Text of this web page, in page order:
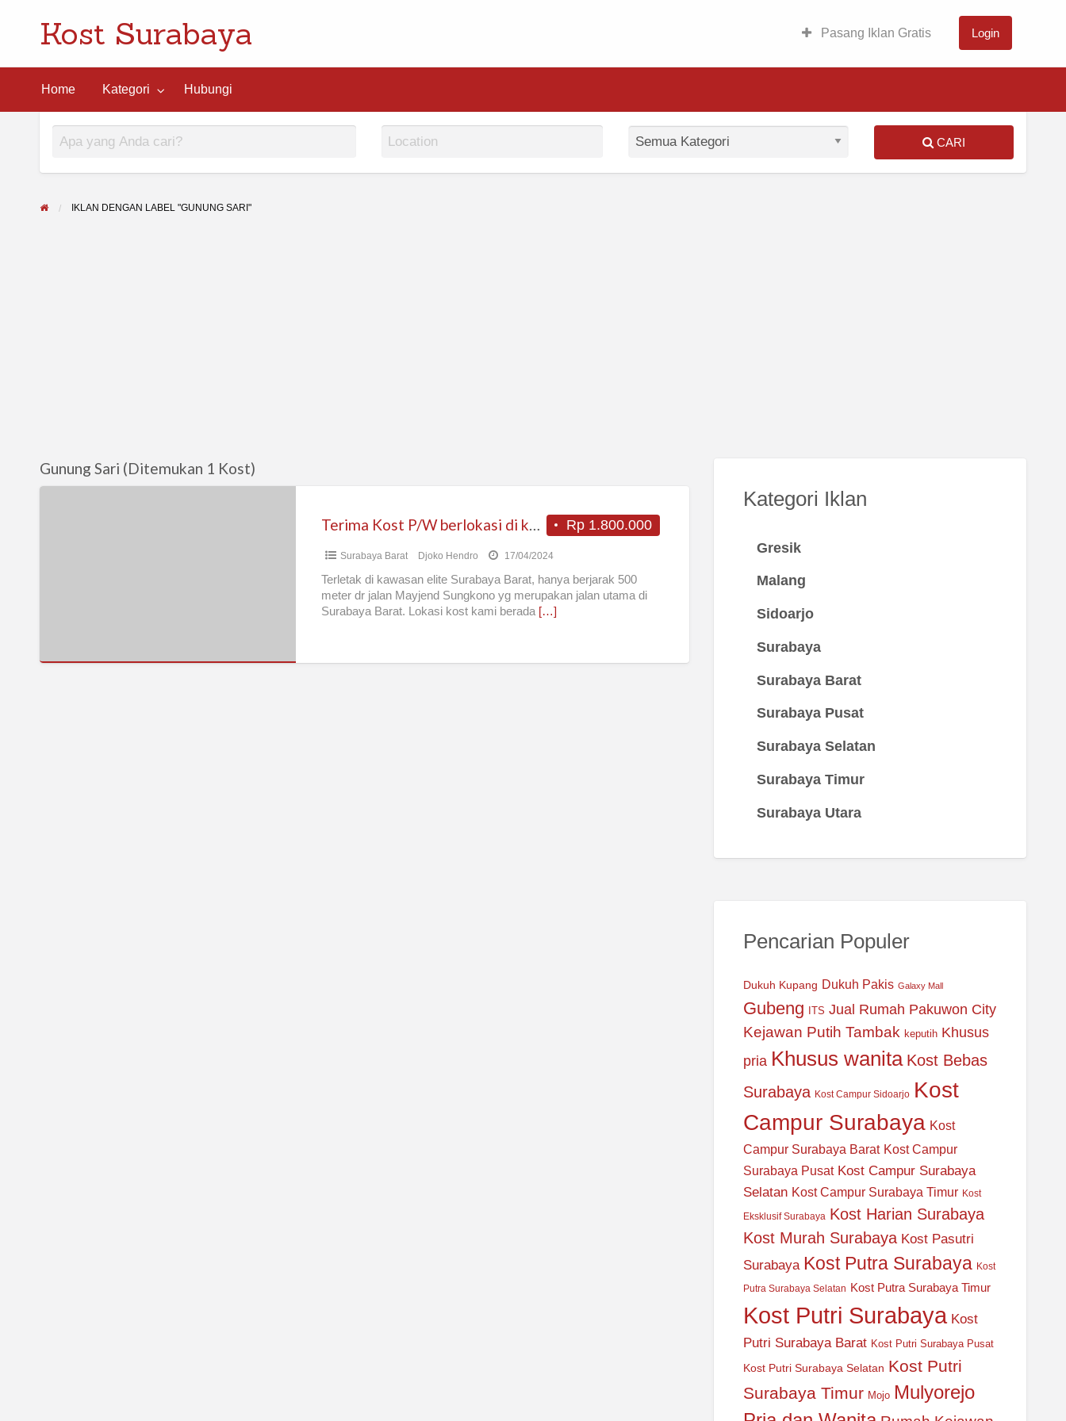
Kost Surabaya Pasang Iklan Gratis Login
Home Kategori Hubungi
CARI
IKLAN DENGAN LABEL "GUNUNG SARI"
Gunung Sari (Ditemukan 1 Kost)
Barat
Rp 1.800.000
Terima Kost P/W berlokasi di kawasan elite Surabaya Barat
Surabaya Barat Djoko Hendro 17/04/2024
Terletak di kawasan elite Surabaya Barat, hanya berjarak 500
meter dr jalan Mayjend Sungkono yg merupakan jalan utama di
Surabaya Barat. Lokasi kost kami berada […]
Kategori Iklan
Gresik
Malang
Sidoarjo
Surabaya
Surabaya Barat
Surabaya Pusat
Surabaya Selatan
Surabaya Timur
Surabaya Utara
Pencarian Populer
Dukuh Kupang Dukuh Pakis Galaxy Mall
Gubeng ITS Jual Rumah Pakuwon City
Kejawan Putih Tambak keputih Khusus
pria Khusus wanita Kost Bebas
Surabaya Kost Campur Sidoarjo Kost
Campur Surabaya Kost
Campur Surabaya Barat Kost Campur
Surabaya Pusat Kost Campur Surabaya
Selatan Kost Campur Surabaya Timur Kost
Eksklusif Surabaya Kost Harian Surabaya
Kost Murah Surabaya Kost Pasutri
Surabaya Kost Putra Surabaya Kost
Putra Surabaya Selatan Kost Putra Surabaya Timur
Kost Putri Surabaya Kost
Putri Surabaya Barat Kost Putri Surabaya Pusat
Kost Putri Surabaya Selatan Kost Putri
Surabaya Timur Mojo Mulyorejo